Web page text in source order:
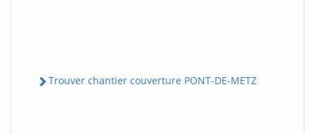
Trouver chantier couverture PONT-DE-METZ